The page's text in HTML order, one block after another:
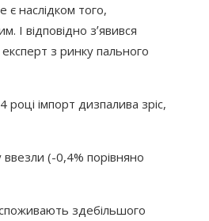
є наслідком того,
відповідно зʼявився
експерт з ринку пального
імпорт дизпалива зріс,
ввезли (-0,4% порівняно
здебільшого